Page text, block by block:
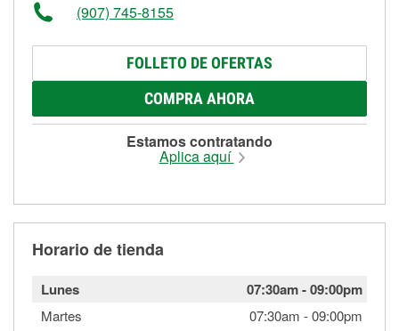
(907) 745-8155
FOLLETO DE OFERTAS
COMPRA AHORA
Estamos contratando
Aplica aquí
Horario de tienda
Lunes 07:30am-09:00pm
Martes 07:30am -09:00pm